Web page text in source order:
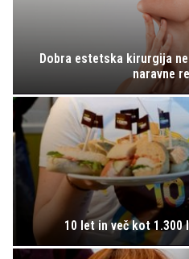
Dobra estetska kirurgija
naravne
10 let in več kot 1.300